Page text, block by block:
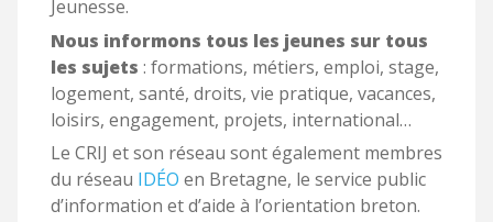
Jeunesse.
Nous informons tous les jeunes sur tous
les sujets : formations, métiers, emploi, stage,
logement, santé, droits, vie pratique, vacances,
loisirs, engagement, projets, international…
Le CRIJ et son réseau sont également membres
du réseau IDÉO en Bretagne, le service public
d’information et d’aide à l’orientation breton.